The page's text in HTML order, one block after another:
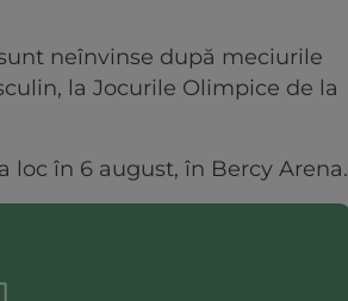
neînvinse după meciurile
la Jocurile Olimpice de la
loc în 6 august, în Bercy Arena.